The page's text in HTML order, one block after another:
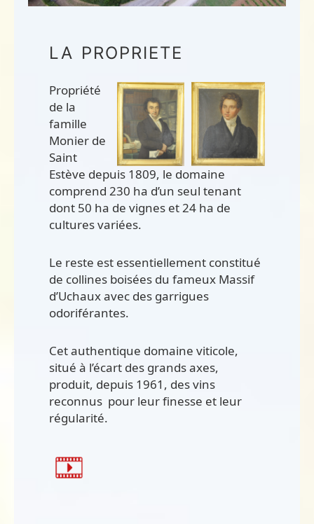
LA PROPRIETE
Propriété
de la
famille
Monier de
Saint
Estève depuis 1809, le domaine
comprend 230 ha d’un seul tenant
dont 50 ha de vignes et 24 ha de
cultures variées.
Le reste est essentiellement constitué
de collines boisées du fameux Massif
d’Uchaux avec des garrigues
odoriférantes.
Cet authentique domaine viticole,
situé à l’écart des grands axes,
produit, depuis 1961, des vins
reconnus pour leur finesse et leur
régularité.